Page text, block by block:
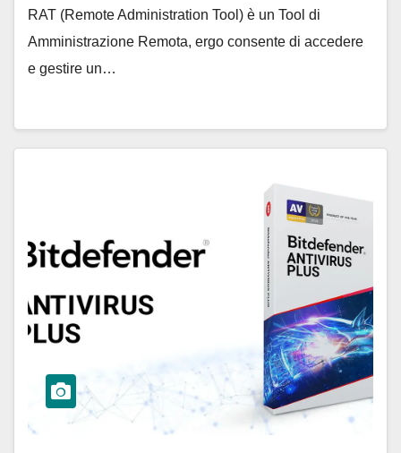
RAT (Remote Administration Tool) è un Tool di
Amministrazione Remota, ergo consente di accedere
e gestire un…